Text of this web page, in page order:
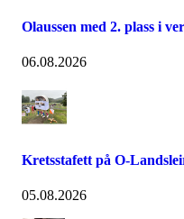
Olaussen med 2. plass i
06.08.2026
Kretsstafett på O-
05.08.2026